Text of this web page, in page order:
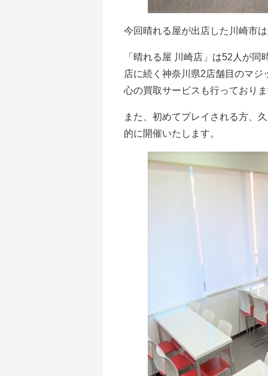
今回晴れる屋が出店した川崎市
「晴れる屋 川崎店」は52人が
店に続く神奈川県2店舗目のマ
心の買取サービスも行っており
また、初めてプレイされる方、
的に開催いたします。